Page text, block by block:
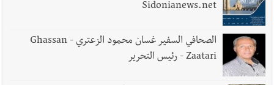
Sidonianews.net
الصحافي السفير غسان محمود الزعتري - Ghassan
Zaatari - رئيس التحرير